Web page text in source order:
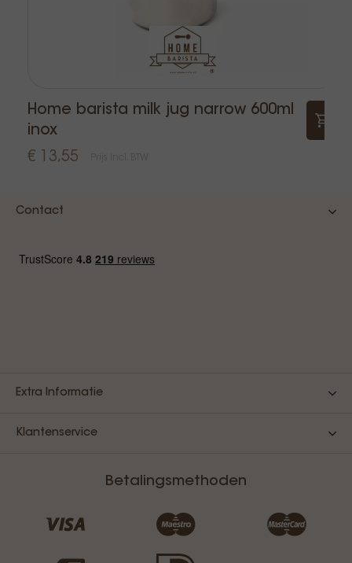
Home barista milk jug narrow 600ml
inox
€ 13,55
Contact
Extra Informatie
Klantenservice
Betalingsmethoden